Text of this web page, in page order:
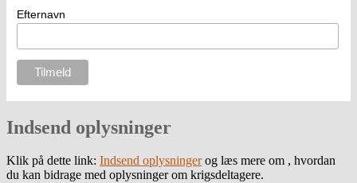
Efternavn
Indsend oplysninger
Klik på dette link: Indsend oplysningerog læs mere om , hvordan
du kan bidrage med oplysninger om krigsdeltagere.